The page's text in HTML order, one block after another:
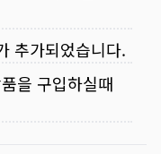
추가되었습니다.
을 구입하실때